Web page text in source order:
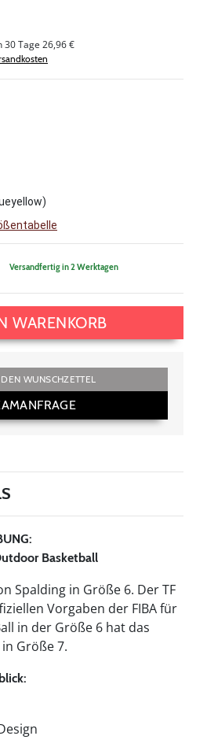
Tage 26,96 €
Versandfertig in 2 Werktagen
WARENKORB
WUNSCHZETTEL
Basketball
Spalding in Größe 6. Der TF
Vorgaben der FIBA für
in der Größe 6 hat das
Größe 7.